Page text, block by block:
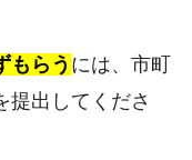
もらう には、市町
提出してくださ